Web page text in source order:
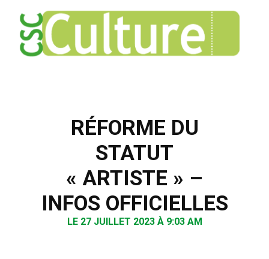
RÉFORME DU
STATUT
« ARTISTE » –
INFOS OFFICIELLES
LE 27 JUILLET 2023 À 9:03 AM